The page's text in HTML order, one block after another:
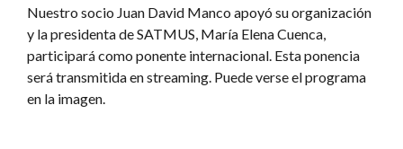
Nuestro socio Juan David Manco apoyó su organización
y la presidenta de SATMUS, María Elena Cuenca,
participará como ponente internacional. Esta ponencia
será transmitida en streaming. Puede verse el programa
en la imagen.